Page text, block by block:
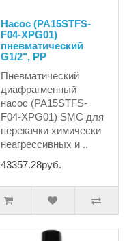
Насос (PA15STFS-
F04-XPG01)
пневматический
G1/2", PP
Пневматический
диафрагменный
насос (PA15STFS-
F04-XPG01) SMC для
перекачки химически
неагрессивных и ..
43357.28руб.